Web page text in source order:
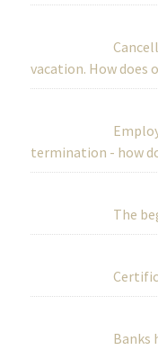
vacation. How does
termination - how
The
Banks